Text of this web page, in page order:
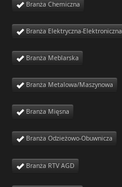
Branża Chemiczna
Branża Elektryczna-Elektroniczna
Branża Meblarska
Branża Metalowa/Maszynowa
Branża Mięsna
Branża Odzieżowo-Obuwnicza
Branża RTV AGD